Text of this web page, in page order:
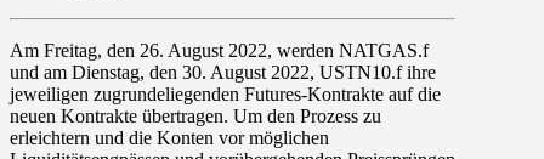
Am Freitag, den 26. August 2022, werden NATGAS.f
und am Dienstag, den 30. August 2022, USTN10.fihre
jeweiligen zugrundeliegenden Futures-Kontrakte auf die
neuen Kontrakte übertragen. Um den Prozess zu
erleichtern und die Konten vor möglichen